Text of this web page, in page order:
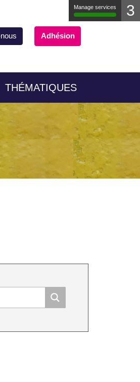
Adhésion
THÉMATIQUES
Manage services 3